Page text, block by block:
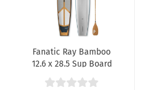
Fanatic Ray Bamboo
12.6 x 28.5 Sup Board